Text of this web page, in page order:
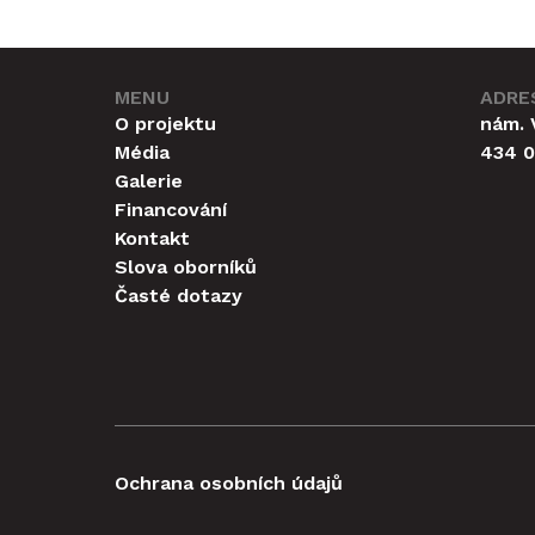
jednu miliardu korun, z toho
větší část z dotací. Je to
největší městská stavební
investice od roku 1989.
MENU
O projektu
Média
Galerie
Financování
Kontakt
Slova oborníků
Časté dotazy
nám.
434
Ochrana osobních údajů